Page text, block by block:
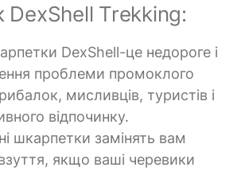
DexShell Trekking:
DexShell-це недороге і
проблеми промоклого
мисливців, туристів і
відпочинку.
шкарпетки замінять вам
якщо ваші черевики